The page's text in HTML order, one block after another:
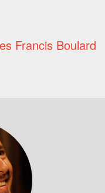
Francis Boulard